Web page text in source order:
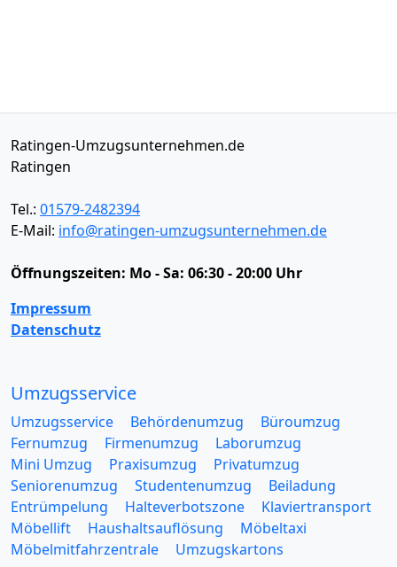
Ratingen-Umzugsunternehmen.de
Ratingen
Tel.: 01579-2482394
E-Mail: info@ratingen-umzugsunternehmen.de
Öffnungszeiten: Mo - Sa: 06:30 - 20:00 Uhr
Impressum
Datenschutz
Umzugsservice
Umzugsservice Behördenumzug
Büroumzug
Fernumzug
Firmenumzug
Laborumzug
Mini Umzug
Praxisumzug
Privatumzug
Seniorenumzug
Studentenumzug
Beiladung
Entrümpelung
Halteverbotszone
Klaviertransport
Möbellift
Haushaltsauflösung
Möbeltaxi
Möbelmitfahrzentrale
Umzugskartons